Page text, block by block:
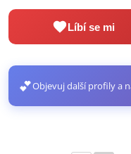
Líbí se mi
💕Objevuj další profily a